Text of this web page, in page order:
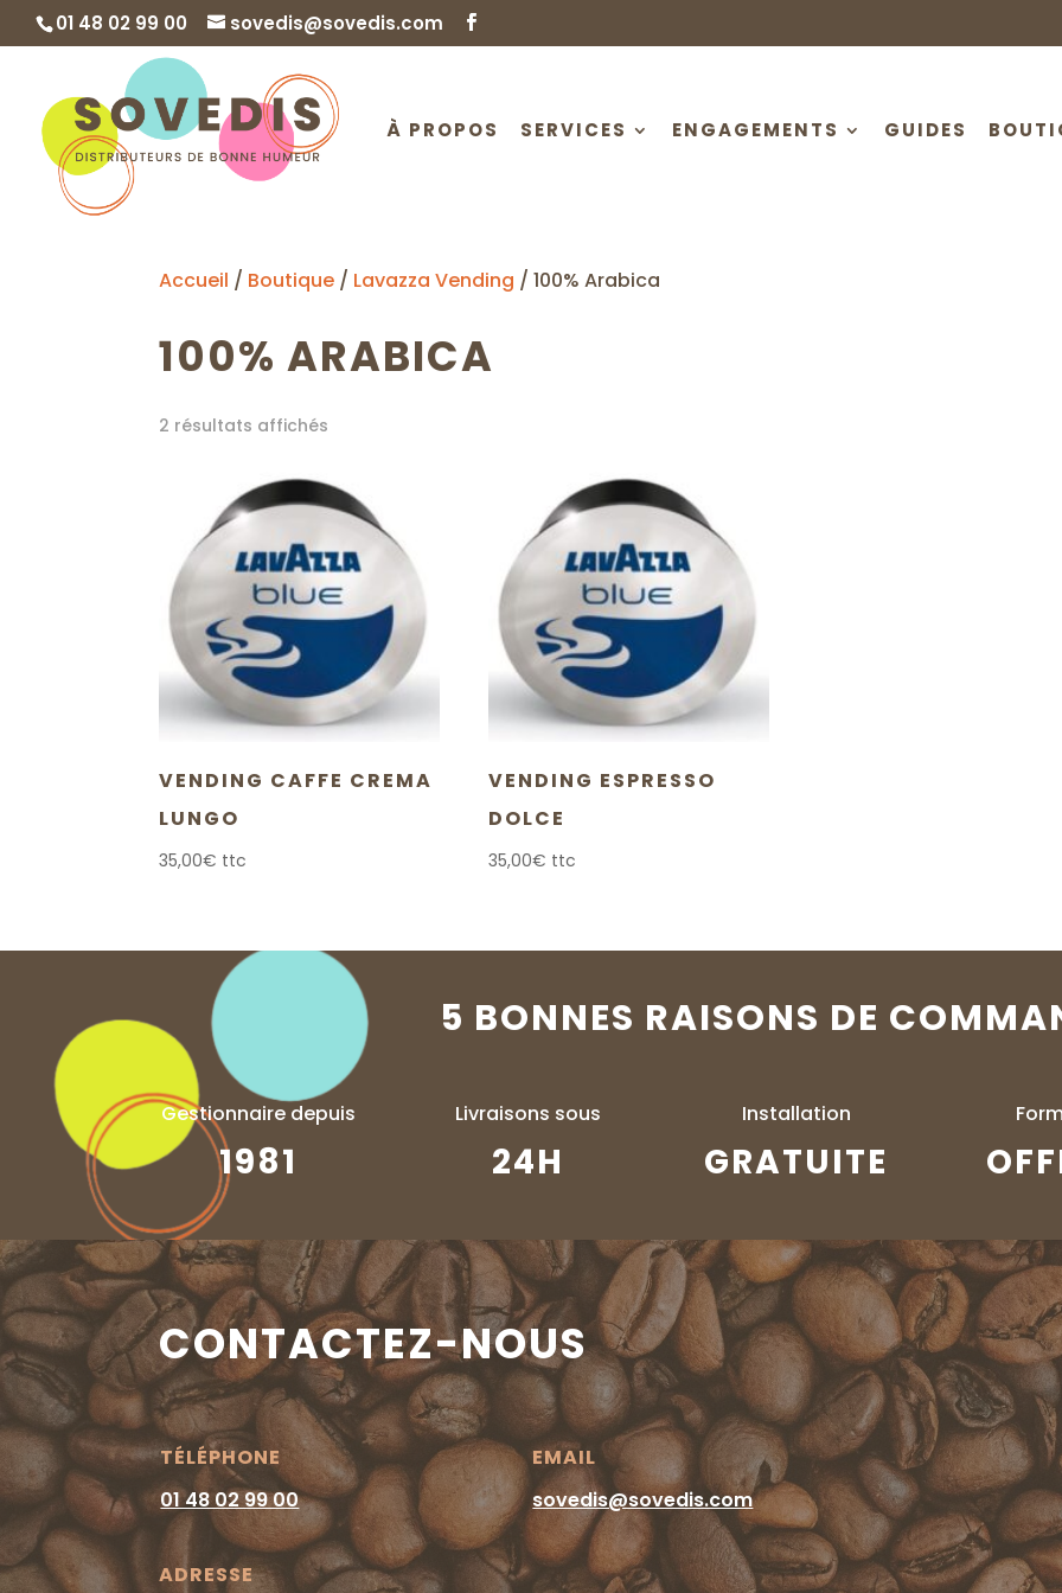
01 48 02 99 00 sovedis@sovedis.com
À PROPOS SERVICES ENGAGEMENTS GUIDES
Accueil / Boutique / Lavazza Vending / 100% Arabica
100% ARABICA
2 résultats affichés
VENDING CAFFE CREMA
LUNGO
35,00€ ttc
VENDING ESPRESSO
DOLCE
35,00€ ttc
5 BONNES RAISONS DE
Gestionnaire depuis
1981
Livraisons sous
24H
Installation
GRATUITE
CONTACTEZ-NOUS
TÉLÉPHONE
01 48 02 99 00
EMAIL
sovedis@sovedis.com
ADRESSE